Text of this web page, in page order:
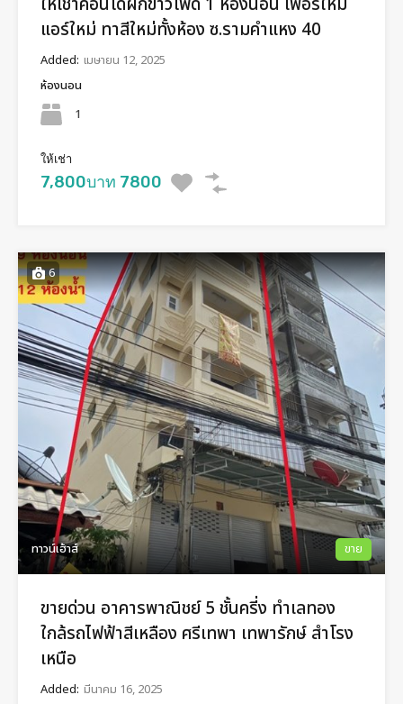
แอร์ใหม่ ทาสีใหม่ทั้งห้อง ซ.รามคำแหง 40
Added: เมษายน 12, 2025
ห้องนอน
1
ให้เช่า
7,800บาท 7800
6
ทาวน์เฮ้าส์ ขาย
ขายด่วน อาคารพาณิชย์ 5 ชั้นครี่ง ทำเลทอง
ใกล้รถไฟฟ้าสีเหลือง ศรีเทพา เทพารักษ์ สำโรง
เหนือ
Added: มีนาคม 16, 2025